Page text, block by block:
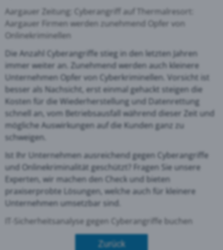
Aargauer Zeitung: Cyberangriff auf Thermalresort:
Aargauer Firmen werden zunehmend Opfer von
Onlinekriminellen
Die Anzahl Cyberangriffe stieg in den letzten Jahren
immer weiter an. Zunehmend werden auch kleinere
Unternehmen Opfer von Cyberkriminellen. Vorsicht ist
besser als Nachsicht, erst einmal gehackt steigen die
Kosten für die Wiederherstellung und Datenrettung
schnell an, vom Betriebsausfall während dieser Zeit und
mögliche Auswirkungen auf die Kunden ganz zu
schweigen.
Ist Ihr Unternehmen ausreichend gegen Cyberangriffe
und Onlinekriminalität geschützt? Fragen Sie unsere
Experten, wir machen den Check und bieten
praxiserprobte Lösungen, welche auch für kleinere
Unternehmen umsetzbar sind.
IT-Sicherheitsanalyse gegen Cyberangriffe buchen
Zurück